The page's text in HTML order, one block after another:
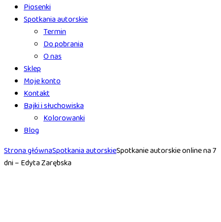
Piosenki
Spotkania autorskie
Termin
Do pobrania
O nas
Sklep
Moje konto
Kontakt
Bajki i słuchowiska
Kolorowanki
Blog
Strona głównaSpotkania autorskieSpotkanie autorskie online na 7
dni – Edyta Zarębska